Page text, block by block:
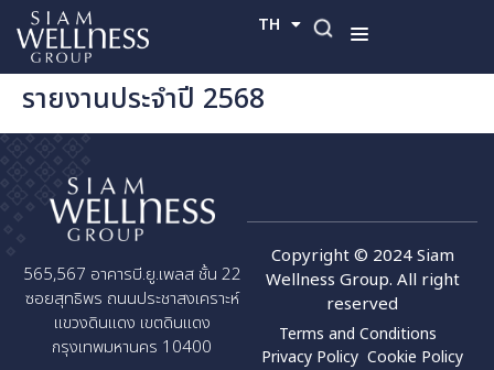
TH
EN
รายงานประจำปี 2568
565,567 อาคารบี.ยู.เพลส ชั้น 22
ซอยสุทธิพร ถนนประชาสงเคราะห์
แขวงดินแดง เขตดินแดง
กรุงเทพมหานคร 10400
Copyright © 2024 Siam
Wellness Group. All right
reserved
Terms and Conditions
Privacy Policy Cookie Policy